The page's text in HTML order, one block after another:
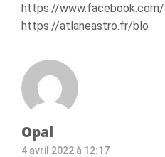
https://
https://atlaneastro.fr/blo
Opal
4 avril 2022 à 12:17